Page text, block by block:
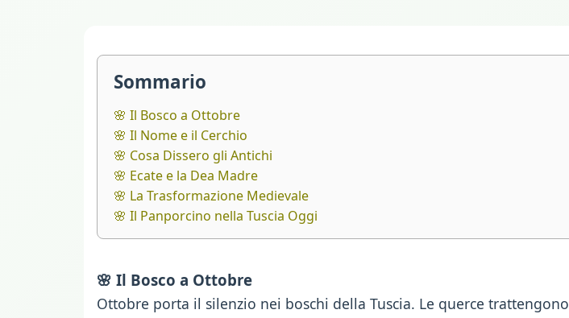
Sommario
🌸 Il Bosco a Ottobre
🌸 Il Nome e il Cerchio
🌸 Cosa Dissero gli Antichi
🌸 Ecate e la Dea Madre
🌸 La Trasformazione Medievale
🌸 Il Panporcino nella Tuscia Oggi
🌸 Il Bosco a Ottobre
Ottobre porta il silenzio nei boschi della Tuscia. Le querce trattengono